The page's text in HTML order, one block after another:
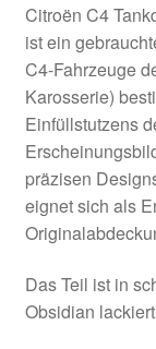
Citroën C4
ist ein
C4-Fahrzeuge
Karosserie)
Einfüllstutzens
präzisen
eignet sich als
Das Teil ist in
Obsidian